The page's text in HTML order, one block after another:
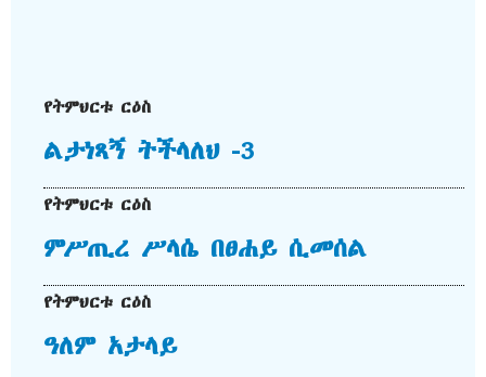
የትምህርቱ ርዕስ
ልታነጻኝ ትችላለህ -3
የትምህርቱ ርዕስ
ምሥጢረ ሥላሴ በፀሐይ ሲመሰል
የትምህርቱ ርዕስ
ዓለም አታላይ